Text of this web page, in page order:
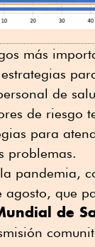
más
de
de riesgo
para
problemas.
pandemia,
agosto, que
de